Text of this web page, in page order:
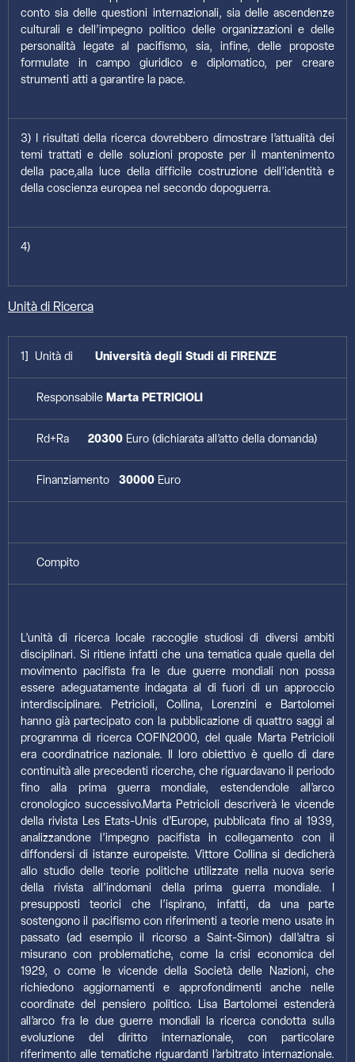
conto sia delle questioni internazionali, sia delle ascendenze
culturali e dell’impegno politico delle organizzazioni e delle
personalità legate al pacifismo, sia, infine, delle proposte
formulate in campo giuridico e diplomatico, per creare
strumenti atti a garantire la pace.
3) I risultati della ricerca dovrebbero dimostrare l’attualità dei
temi trattati e delle soluzioni proposte per il mantenimento
della pace,alla luce della difficile costruzione dell’identità e
della coscienza europea nel secondo dopoguerra.
4)
Unità di Ricerca
1] Unità di Università degli Studi di FIRENZE
Responsabile Marta PETRICIOLI
Rd+Ra 20300 Euro (dichiarata all’atto della domanda)
Finanziamento 30000 Euro
Compito
L’unità di ricerca locale raccoglie studiosi di diversi ambiti
disciplinari. Si ritiene infatti che una tematica quale quella del
movimento pacifista fra le due guerre mondiali non possa
essere adeguatamente indagata al di fuori di un approccio
interdisciplinare. Petricioli, Collina, Lorenzini e Bartolomei
hanno già partecipato con la pubblicazione di quattro saggi al
programma di ricerca COFIN2000, del quale Marta Petricioli
era coordinatrice nazionale. Il loro obiettivo è quello di dare
continuità alle precedenti ricerche, che riguardavano il periodo
fino alla prima guerra mondiale, estendendole all’arco
cronologico successivo.Marta Petricioli descriverà le vicende
della rivista Les Etats-Unis d’Europe, pubblicata fino al 1939,
analizzandone l’impegno pacifista in collegamento con il
diffondersi di istanze europeiste. Vittore Collina si dedicherà
allo studio delle teorie politiche utilizzate nella nuova serie
della rivista all’indomani della prima guerra mondiale. I
presupposti teorici che l’ispirano, infatti, da una parte
sostengono il pacifismo con riferimenti a teorie meno usate in
passato (ad esempio il ricorso a Saint-Simon) dall’altra si
misurano con problematiche, come la crisi economica del
1929, o come le vicende della Società delle Nazioni, che
richiedono aggiornamenti e approfondimenti anche nelle
coordinate del pensiero politico. Lisa Bartolomei estenderà
all’arco fra le due guerre mondiali la ricerca condotta sulla
evoluzione del diritto internazionale, con particolare
riferimento alle tematiche riguardanti l’arbitrato internazionale.